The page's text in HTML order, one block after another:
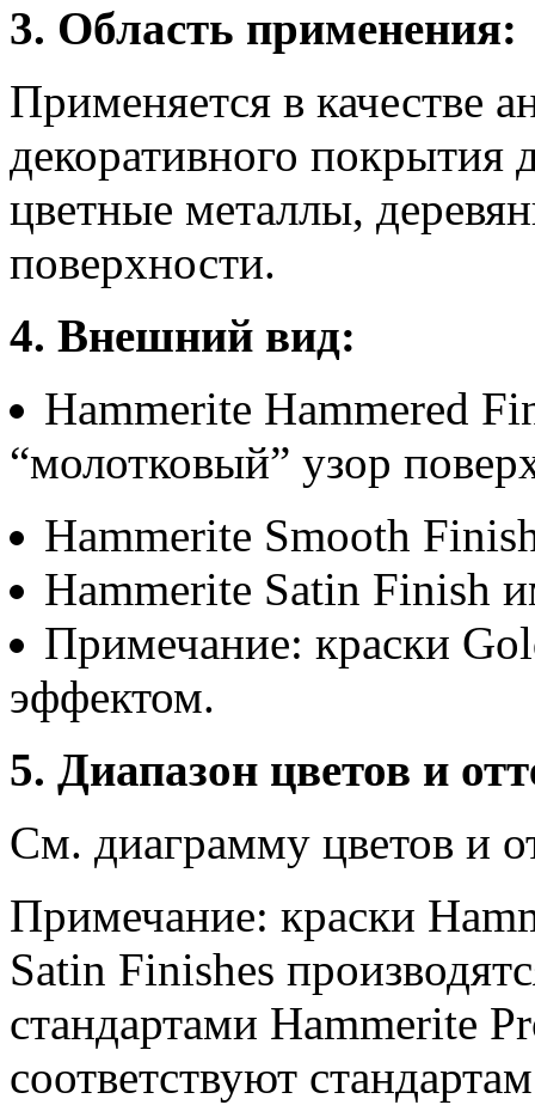
3. Область применения:
Применяется в качестве
декоративного покрытия
цветные металлы,
поверхности.
4. Внешний вид:
Hammerite Hammered
“молотковый” узор
Hammerite Smooth
Hammerite Satin Finish
Примечание: краски
эффектом.
5. Диапазон цветов и
См. диаграмму цветов и
Примечание: краски
Satin Finishes
стандартами Hammerite
соответствуют